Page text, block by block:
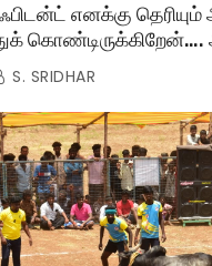
எனக்கு
S. SRIDHAR